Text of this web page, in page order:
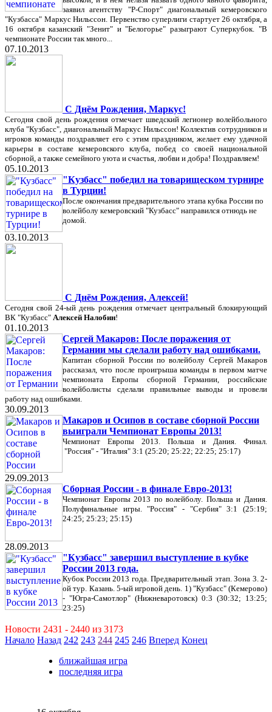
заявил агентству "Р-Спорт" диагональный кемеровского
"Кузбасса" Маркус Нильссон. Первенство суперлиги стартует 26 октября, а
16 октября казанский "Зенит" и "Белогорье" разыграют Суперкубок. "В
чемпионате России так много...
07.10.2013
С Днём Рождения, Маркус!
Сегодня свой день рождения отмечает шведский легионер волейбольного
клуба "Кузбасс", диагональный Маркус Нильссон! Коллектив сотрудников и
игроков команды поздравляет его с этим праздником, желает ему удачной
карьеры в составе кемеровского клуба, побед со своей национальной
сборной, а также семейного уюта и счастья, любви и добра! Поздравляем!
05.10.2013
"Кузбасс" победил на товарищеском турнире
в Турции!
После окончания предварительного этапа кубка России по
волейболу кемеровский "Кузбасс" направился отнюдь не
домой.
03.10.2013
С Днём Рождения, Алексей!
Сегодня свой 24-ый день рождения отмечает центральный блокирующий
ВК "Кузбасс" Алексей Налобин!
01.10.2013
Сергей Макаров: После поражения от
Германии мы сделали работу над ошибками.
Капитан сборной России по волейболу Сергей Макаров
рассказал, что после проигрыша команды в первом матче
чемпионата Европы сборной Германии, российские
волейболисты сделали правильные выводы и провели
работу над ошибками.
30.09.2013
Макаров и Осипов в составе сборной России
выиграли Чемпионат Европы 2013!
Чемпионат Европы 2013. Польша и Дания. Финал.
"Россия" - "Италия" 3:1 (25:20; 25:22; 22:25; 25:17)
29.09.2013
Сборная России - в финале Евро-2013!
Чемпионат Европы 2013 по волейболу. Польша и Дания.
Полуфинальные игры. "Россия" - "Сербия" 3:1 (25:19;
24:25; 25:23; 25:15)
28.09.2013
"Кузбасс" завершил выступление в кубке
России 2013 года.
Кубок России 2013 года. Предварительный этап. Зона 3. 2-
ой тур. Казань. 5-ый игровой день. 1) "Кузбасс" (Кемерово)
- "Югра-Самотлор" (Нижневаротовск) 0:3 (30:32; 13:25;
23:25)
Новости 2431 - 2440 из 3173
Начало Назад 242 243 244 245 246 Вперед Конец
ближайшая игра
последняя игра